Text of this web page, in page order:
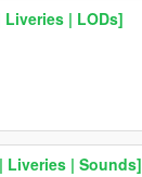
| LODs]
Liveries | Sounds]